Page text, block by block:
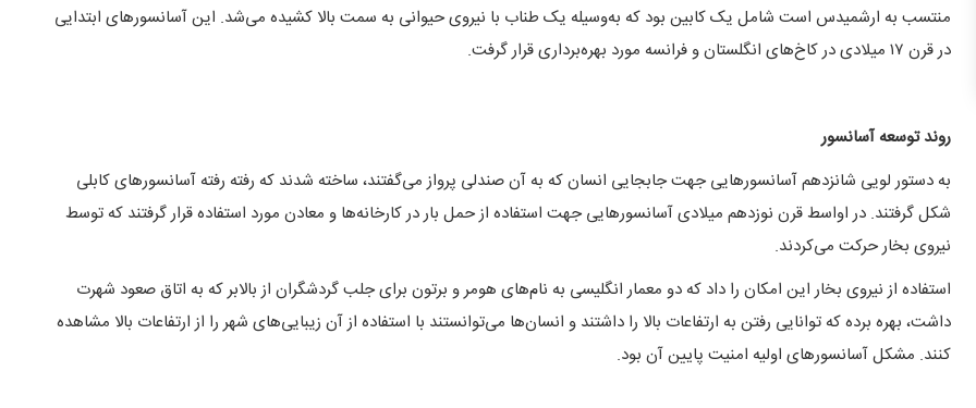
منتسب به ارشمیدس است شامل یک کابین بود که به‌وسیله یک طناب با نیروی حیوانی به سمت بالا کشیده می‌شد. این آسانسورهای ابتدایی
در قرن ۱۷ میلادی در کاخ‌های انگلستان و فرانسه مورد بهره‌برداری قرار گرفت.
روند توسعه آسانسور
به دستور لویی شانزدهم آسانسورهایی جهت جابجایی انسان که به آن صندلی پرواز می‌گفتند، ساخته شدند که رفته رفته آسانسورهای کابلی
شکل گرفتند. در اواسط قرن نوزدهم میلادی آسانسورهایی جهت استفاده از حمل بار در کارخانه‌ها و معادن مورد استفاده قرار گرفتند که توسط
نیروی بخار حرکت می‌کردند.
استفاده از نیروی بخار این امکان را داد که دو معمار انگلیسی به نام‌های هومر و برتون برای جلب گردشگران از بالابر که به اتاق صعود شهرت
داشت، بهره برده که توانایی رفتن به ارتفاعات بالا را داشتند و انسان‌ها می‌توانستند با استفاده از آن زیبایی‌های شهر را از ارتفاعات بالا مشاهده
کنند. مشکل آسانسورهای اولیه امنیت پایین آن بود.